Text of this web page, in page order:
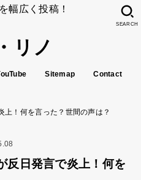
幅広く投稿！
リノ
Sitemap Contact
SEARCH
上！何を言った？世間の声は？
反日発言で炎上！何を